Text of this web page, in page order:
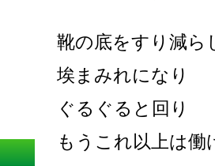
靴の底をすり減ら
埃まみれになり
ぐるぐると回り
もうこれ以上は働